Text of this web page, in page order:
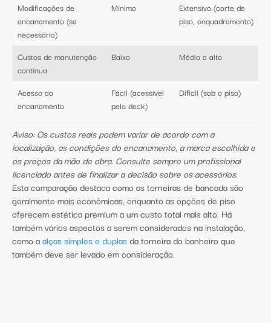
Modificações de
encanamento (se
necessário)
Mínimo
Extensivo (corte de
piso, enquadramento)
Custos de manutenção
contínua
Baixo Médio a alto
Acesso ao
encanamento
Fácil (acessível
pelo deck)
Difícil (sob o piso)
Aviso: Os custos reais podem variar de acordo com a
localização, as condições do encanamento, a marca escolhida e
os preços da mão de obra. Consulte sempre um profissional
licenciado antes de finalizar a decisão sobre os acessórios.
Esta comparação destaca como as torneiras de bancada são
geralmente mais econômicas, enquanto as opções de piso
oferecem estética premium a um custo total mais alto. Há
também vários aspectos a serem considerados na instalação,
como aalças simples e duplasda torneira do banheiro que
também deve ser levado em consideração.